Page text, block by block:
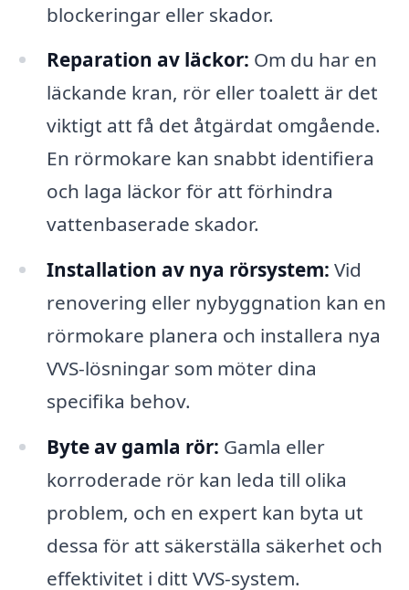
blockeringar eller skador.
Reparation av läckor: Om du har en
läckande kran, rör eller toalett är det
viktigt att få det åtgärdat omgående.
En rörmokare kan snabbt identifiera
och laga läckor för att förhindra
vattenbaserade skador.
Installation av nya rörsystem: Vid
renovering eller nybyggnation kan en
rörmokare planera och installera nya
VVS-lösningar som möter dina
specifika behov.
Byte av gamla rör: Gamla eller
korroderade rör kan leda till olika
problem, och en expert kan byta ut
dessa för att säkerställa säkerhet och
effektivitet i ditt VVS-system.